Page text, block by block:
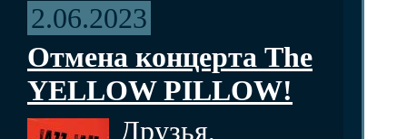
2.06.2023
Отмена концерта The
YELLOW PILLOW!
Друзья,